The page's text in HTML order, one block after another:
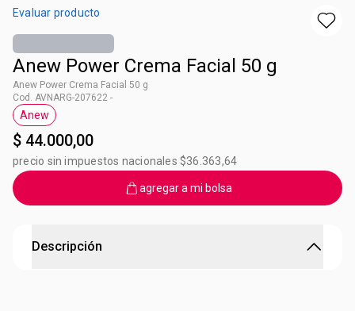
Evaluar producto
Anew Power Crema Facial 50 g
Anew Power Crema Facial 50 g
Cod. AVNARG-207622 -
Etiqueta Anew
Anew
$ 44.000,00
precio sin impuestos nacionales $36.363,64
agregar a mi bolsa
Descripción